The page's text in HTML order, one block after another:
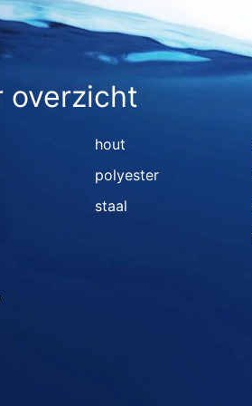
overzicht
hout
polyester
staal